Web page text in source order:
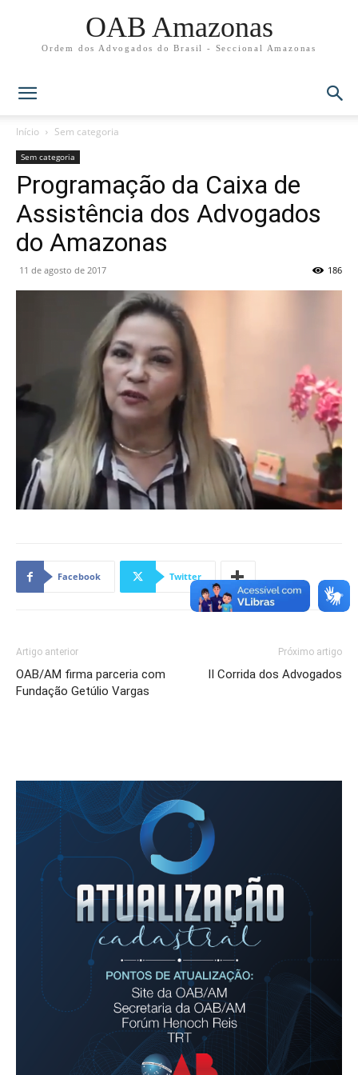
OAB Amazonas
Ordem dos Advogados do Brasil - Seccional Amazonas
Início Sem categoria
Sem categoria
Programação da Caixa de
Assistência dos Advogados
do Amazonas
11 de agosto de 2017 186
Facebook Twitter
Artigo anterior
OAB/AM firma parceria com
Fundação Getúlio Vargas
Próximo artigo
II Corrida dos Advogados